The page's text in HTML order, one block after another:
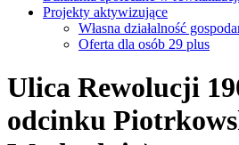
Projekty aktywizujące
Własna działalność
Oferta dla osób 29 plus
Ulica Rewolucji
odcinku